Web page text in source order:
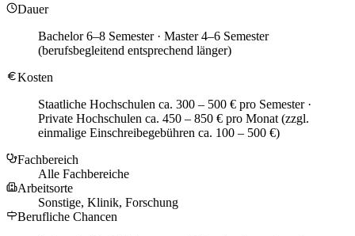
Dauer
Bachelor 6–8 Semester · Master 4–6 Semester
(berufsbegleitend entsprechend länger)
Kosten
Staatliche Hochschulen ca. 300 – 500 € pro Semester ·
Private Hochschulen ca. 450 – 850 € pro Monat (zzgl.
einmalige Einschreibegebühren ca. 100 – 500 €)
Fachbereich
Alle Fachbereiche
Arbeitsorte
Sonstige, Klinik, Forschung
Berufliche Chancen